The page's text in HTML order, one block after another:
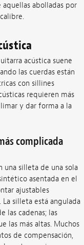
abolladas por
acústica suene
las cuerdas están
con sillines
requieren más
y dar forma a la
complicada
una silleta de una sola
asentada en el
ajustables
silleta está angulada
las cadenas; las
las más altas. Muchos
de compensación,